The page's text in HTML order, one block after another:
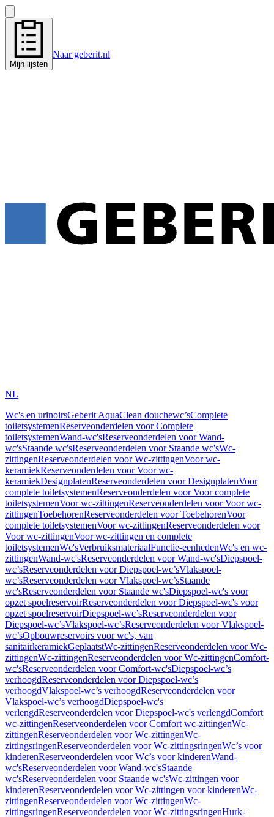
Mijn lijsten
Naar geberit.nl
NL
Wc's en urinoirsGeberit AquaClean douchewc’sComplete
toiletsystemenReserveonderdelen voor Complete
toiletsystemenWand-wc'sReserveonderdelen voor Wand-
wc'sStaande wc'sReserveonderdelen voor Staande wc'sWc-
zittingenReserveonderdelen voor Wc-zittingenVoor wc-
keramiekReserveonderdelen voor Voor wc-
keramiekDesignplatenReserveonderdelen voor DesignplatenVoor
complete toiletsystemenReserveonderdelen voor Voor complete
toiletsystemenVoor wc-zittingenReserveonderdelen voor Voor wc-
zittingenToebehorenReserveonderdelen voor ToebehorenVoor
complete toiletsystemenVoor wc-zittingenReserveonderdelen voor
Voor wc-zittingenVoor wc-zittingen en complete
toiletsystemenWc'sVerbruiksmateriaalFunctie-eenhedenWc's en wc-
zittingenWand-wc'sReserveonderdelen voor Wand-wc'sDiepspoel-
wc’sReserveonderdelen voor Diepspoel-wc’sVlakspoel-
wc’sReserveonderdelen voor Vlakspoel-wc’sStaande
wc'sReserveonderdelen voor Staande wc'sDiepspoel-wc's voor
opzet spoelreservoirReserveonderdelen voor Diepspoel-wc's voor
opzet spoelreservoirDiepspoel-wc’sReserveonderdelen voor
Diepspoel-wc’sVlakspoel-wc’sReserveonderdelen voor Vlakspoel-
wc’sOpbouwreservoirs voor wc's, van
sanitairkeramiekGeplaatstWc-zittingenReserveonderdelen voor Wc-
zittingenWc-zittingenReserveonderdelen voor Wc-zittingenComfort-
wc'sReserveonderdelen voor Comfort-wc'sDiepspoel-wc’s
verhoogdReserveonderdelen voor Diepspoel-wc’s
verhoogdVlakspoel-wc’s verhoogdReserveonderdelen voor
Vlakspoel-wc’s verhoogdDiepspoel-wc's
verlengdReserveonderdelen voor Diepspoel-wc's verlengdComfort
wc-zittingenReserveonderdelen voor Comfort wc-zittingenWc-
zittingenReserveonderdelen voor Wc-zittingenWc-
zittingsringenReserveonderdelen voor Wc-zittingsringenWc’s voor
kinderenReserveonderdelen voor Wc’s voor kinderenWand-
wc'sReserveonderdelen voor Wand-wc'sStaande
wc'sReserveonderdelen voor Staande wc'sWc-zittingen voor
kinderenReserveonderdelen voor Wc-zittingen voor kinderenWc-
zittingenReserveonderdelen voor Wc-zittingenWc-
zittingsringenReserveonderdelen voor Wc-zittingsringenHurk-